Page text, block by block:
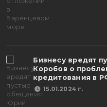
Бизнесу вредят
Коробов о
кредитования в
15.01.2024 г.